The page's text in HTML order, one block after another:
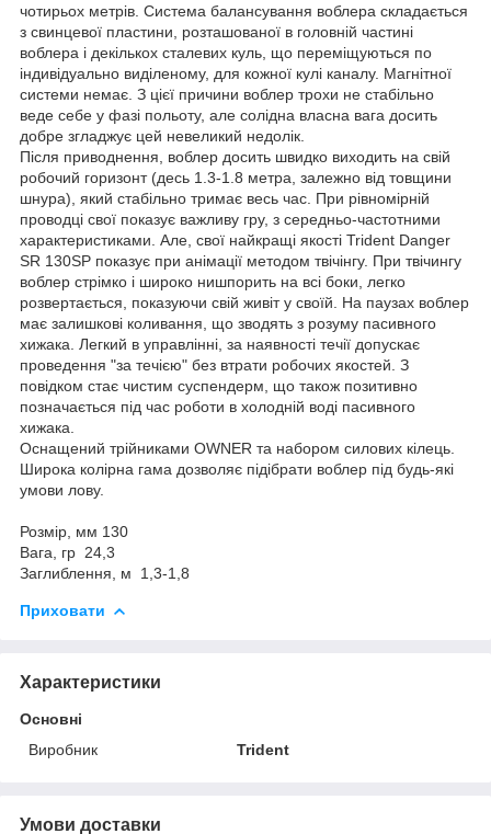
чотирьох метрів. Система балансування воблера складається
з свинцевої пластини, розташованої в головній частині
воблера і декількох сталевих куль, що переміщуються по
індивідуально виділеному, для кожної кулі каналу. Магнітної
системи немає. З цієї причини воблер трохи не стабільно
веде себе у фазі польоту, але солідна власна вага досить
добре згладжує цей невеликий недолік.
Після приводнення, воблер досить швидко виходить на свій
робочий горизонт (десь 1.3-1.8 метра, залежно від товщини
шнура), який стабільно тримає весь час. При рівномірній
проводці свої показує важливу гру, з середньо-частотними
характеристиками. Але, свої найкращі якості Trident Danger
SR 130SP показує при анімації методом твічінгу. При твічингу
воблер стрімко і широко нишпорить на всі боки, легко
розвертається, показуючи свій живіт у своїй. На паузах воблер
має залишкові коливання, що зводять з розуму пасивного
хижака. Легкий в управлінні, за наявності течії допускає
проведення "за течією" без втрати робочих якостей. З
повідком стає чистим суспендерм, що також позитивно
позначається під час роботи в холодній воді пасивного
хижака.
Оснащений трійниками OWNER та набором силових кілець.
Широка колірна гама дозволяє підібрати воблер під будь-які
умови лову.
Розмір, мм 130
Вага, гр 24,3
Заглиблення, м 1,3-1,8
Приховати
Характеристики
Основні
Виробник
Trident
Умови доставки